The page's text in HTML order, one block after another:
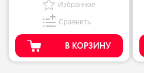
Избранное
Сравнить
В КОРЗИНУ